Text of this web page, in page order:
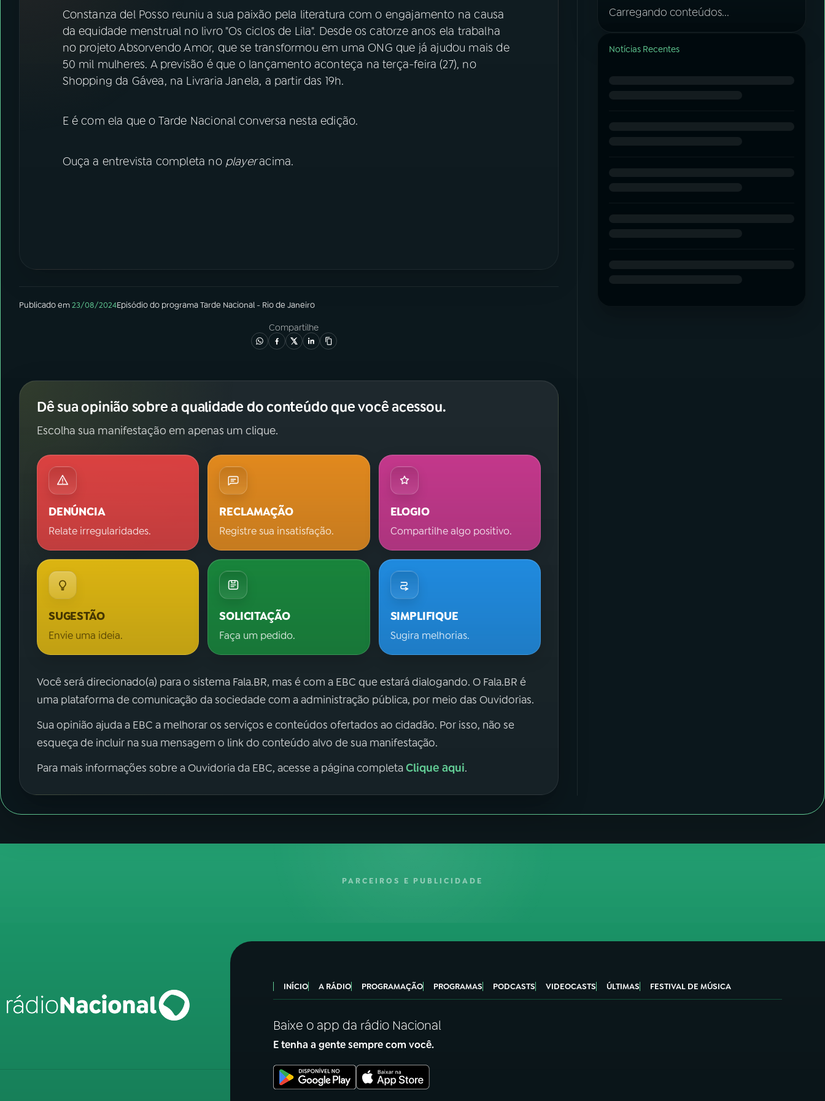
FESTIVAL DE MÚSICA
ACOMPANHE A RÁDIO NACIONAL
Constanza del Posso reuniu a sua paixão pela literatura com o engajamento na causa
da equidade menstrual no livro "Os ciclos de Lila". Desde os catorze anos ela trabalha
no projeto Absorvendo Amor, que se transformou em uma ONG que já ajudou mais de
50 mil mulheres. A previsão é que o lançamento aconteça na terça-feira (27), no
Shopping da Gávea, na Livraria Janela, a partir das 19h.
E é com ela que o Tarde Nacional conversa nesta edição.
Ouça a entrevista completa no playeracima.
Publicado em23/08/2024Episódiodo programaTarde Nacional - Rio de Janeiro
Compartilhe
Dê sua opinião sobre a qualidade do conteúdo que você acessou.
Escolha sua manifestação em apenas um clique.
DENÚNCIA
Relate irregularidades.
RECLAMAÇÃO
Registre sua insatisfação.
ELOGIO
Compartilhe algo positivo.
SUGESTÃO
Envie uma ideia.
SOLICITAÇÃO
Faça um pedido.
SIMPLIFIQUE
Sugira melhorias.
Você será direcionado(a) para o sistema Fala.BR, mas é com a EBC que estará dialogando. O Fala.BR é
uma plataforma de comunicação da sociedade com a administração pública, por meio das Ouvidorias.
Sua opinião ajuda a EBC a melhorar os serviços e conteúdos ofertados ao cidadão. Por isso, não se
esqueça de incluir na sua mensagem o link do conteúdo alvo de sua manifestação.
Para mais informações sobre a Ouvidoria da EBC, acesse a página completaClique aqui.
Carregando conteúdos...
Notícias Recentes
PARCEIROS E PUBLICIDADE
INÍCIO A RÁDIO PROGRAMAÇÃO PROGRAMAS PODCASTS VIDEOCASTS ÚLTIMAS FESTIVAL DE MÚSICA
Baixe o app da rádio Nacional
E tenha a gente sempre com você.